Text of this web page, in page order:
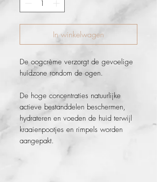
In winkelwagen
De oogcrème verzorgt de gevoelige
huidzone rondom de ogen.
De hoge concentraties natuurlijke
actieve bestanddelen beschermen,
hydrateren en voeden de huid terwijl
kraaienpootjes en rimpels worden
aangepakt.